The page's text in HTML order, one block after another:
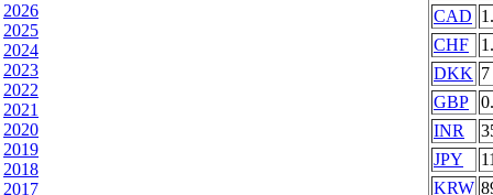
2026
2025
2024
2023
2022
2021
2020
2019
2018
2017
CAD
CHF
DKK 7
GBP
INR
JPY
KRW